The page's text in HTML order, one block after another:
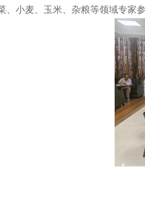
、小麦、玉米、杂粮等领域专家参